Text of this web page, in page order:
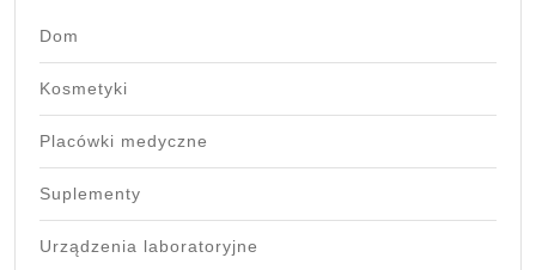
Dom
Kosmetyki
Placówki medyczne
Suplementy
Urządzenia laboratoryjne